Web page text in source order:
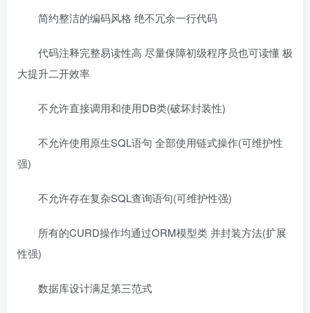
简约整洁的编码风格 绝不冗余一行代码
代码注释完整易读性高 尽量保障初级程序员也可读懂 极
大提升二开效率
不允许直接调用和使用DB类(破坏封装性)
不允许使用原生SQL语句 全部使用链式操作(可维护性
强)
不允许存在复杂SQL查询语句(可维护性强)
所有的CURD操作均通过ORM模型类 并封装方法(扩展
性强)
数据库设计满足第三范式